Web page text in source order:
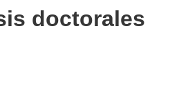
doctorales